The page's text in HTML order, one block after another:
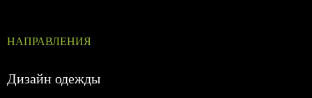
НАПРАВЛЕНИЯ
Дизайн одежды